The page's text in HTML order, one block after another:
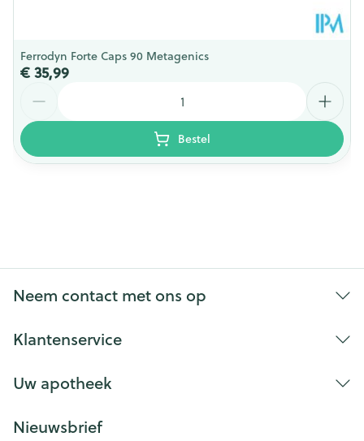
Ferrodyn Forte Caps 90 Metagenics
€ 35,99
Bestel
Neem contact met ons op
Klantenservice
Uw apotheek
Nieuwsbrief